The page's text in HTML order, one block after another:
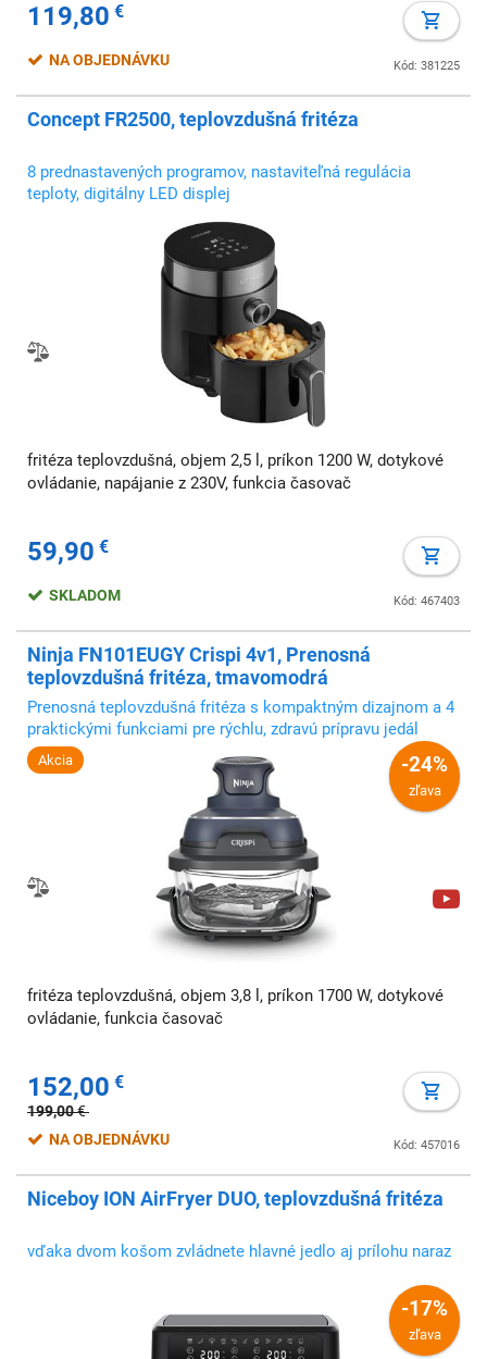
119,80 €
Kód: 381225
NA OBJEDNÁVKU
Concept FR2500, teplovzdušná fritéza
8 prednastavených programov, nastaviteľná regulácia
teploty, digitálny LED displej
fritéza teplovzdušná, objem 2,5 l, príkon 1200 W, dotykové
ovládanie, napájanie z 230V, funkcia časovač
59,90 €
Kód: 467403
SKLADOM
Ninja FN101EUGY Crispi 4v1, Prenosná
teplovzdušná fritéza, tmavomodrá
Prenosná teplovzdušná fritéza s kompaktným dizajnom a 4
praktickými funkciami pre rýchlu, zdravú prípravu jedál
Akcia -24%
zľava
fritéza teplovzdušná, objem 3,8 l, príkon 1700 W, dotykové
ovládanie, funkcia časovač
152,00 €
199,00€
Kód: 457016
NA OBJEDNÁVKU
Niceboy ION AirFryer DUO, teplovzdušná fritéza
vďaka dvom košom zvládnete hlavné jedlo aj prílohu naraz
-17%
zľava